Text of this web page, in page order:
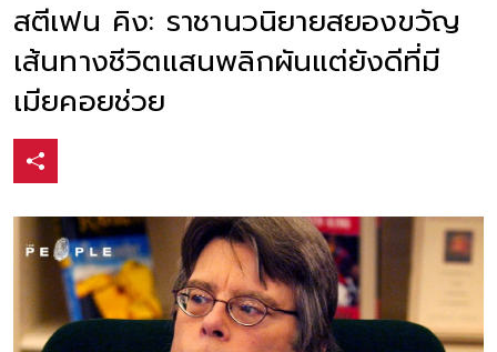
สตีเฟน คิง: ราชานวนิยายสยองขวัญ
เส้นทางชีวิตแสนพลิกผันแต่ยังดีที่มี
เมียคอยช่วย